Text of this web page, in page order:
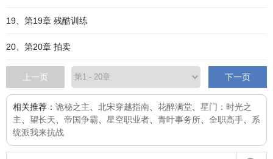
19、第19章 残酷训练
20、第20章 拍卖
上一页 下一页
相关推荐： 诡秘之主 北宋穿越指南 花醉满堂
星门：时光之
主
望长天 帝国争霸 星空职业者 青叶事务所 全职高手
系
统派我来抗战